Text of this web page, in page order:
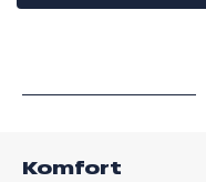
Komfort